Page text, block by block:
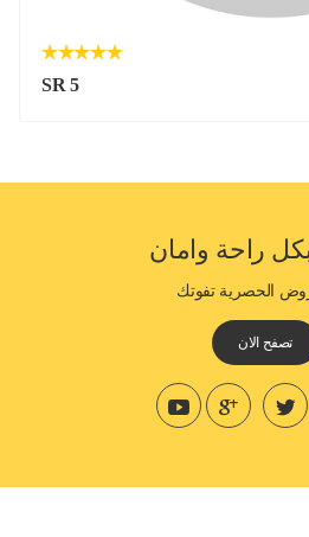
SR 5
راحة وامان
الحصرية تفوتك
تصفح الان